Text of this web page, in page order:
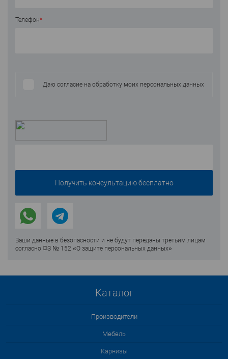
Телефон*
Даю согласие на обработку моих персональных данных
Ваши данные в безопасности и не будут переданы третьим лицам
согласно ФЗ № 152 «О защите персональных данных»
Каталог
Производители
Мебель
Карнизы